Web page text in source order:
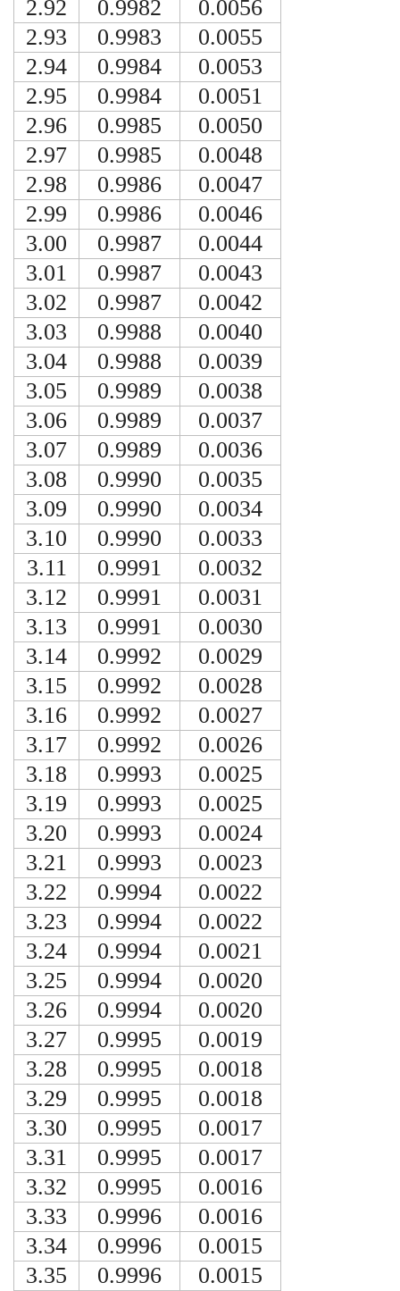
2.92
0.9982
0.0056
2.93
0.9983
0.0055
2.94
0.9984
0.0053
2.95
0.9984
0.0051
2.96
0.9985
0.0050
2.97
0.9985
0.0048
2.98
0.9986
0.0047
2.99
0.9986
0.0046
3.00
0.9987
0.0044
3.01
0.9987
0.0043
3.02
0.9987
0.0042
3.03
0.9988
0.0040
3.04
0.9988
0.0039
3.05
0.9989
0.0038
3.06
0.9989
0.0037
3.07
0.9989
0.0036
3.08
0.9990
0.0035
3.09
0.9990
0.0034
3.10
0.9990
0.0033
3.11
0.9991
0.0032
3.12
0.9991
0.0031
3.13
0.9991
0.0030
3.14
0.9992
0.0029
3.15
0.9992
0.0028
3.16
0.9992
0.0027
3.17
0.9992
0.0026
3.18
0.9993
0.0025
3.19
0.9993
0.0025
3.20
0.9993
0.0024
3.21
0.9993
0.0023
3.22
0.9994
0.0022
3.23
0.9994
0.0022
3.24
0.9994
0.0021
3.25
0.9994
0.0020
3.26
0.9994
0.0020
3.27
0.9995
0.0019
3.28
0.9995
0.0018
3.29
0.9995
0.0018
3.30
0.9995
0.0017
3.31
0.9995
0.0017
3.32
0.9995
0.0016
3.33
0.9996
0.0016
3.34
0.9996
0.0015
3.35
0.9996
0.0015